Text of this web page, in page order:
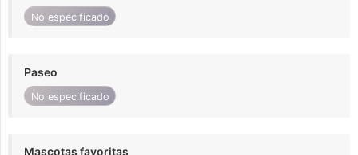
No especificado
Paseo
No especificado
Mascotas favoritas